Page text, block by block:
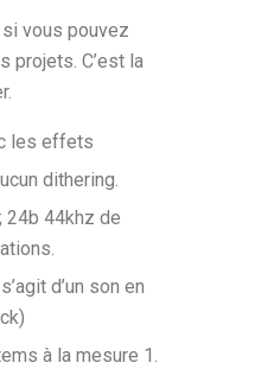
vous pouvez
projets. C’est la
les effets
dithering.
24b 44khz de
d’un son en
à la mesure 1.